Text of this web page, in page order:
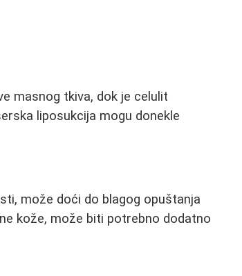
masnog tkiva, dok je celulit
liposukcija mogu donekle
može doći do blagog opuštanja
kože, može biti potrebno dodatno